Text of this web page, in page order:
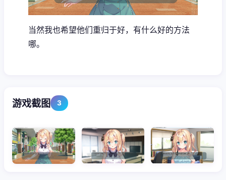
当然我也希望他们重归于好，有什么好的方法
哪。
游戏截图 3